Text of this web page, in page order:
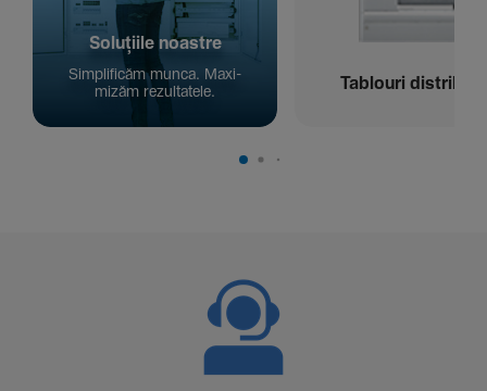
Solu­țiile noastre
Simpli­ficăm munca. Maxi­
mizăm rezul­ta­tele.
Tablouri